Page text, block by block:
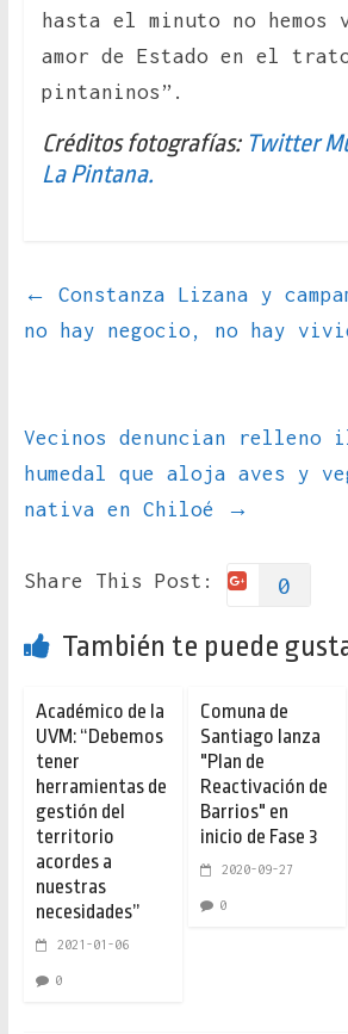
hasta el minuto no hemos
amor de Estado en el
pintaninos”.
Créditos fotografías: Twitter
La Pintana.
←
Constanza Lizana y
no hay negocio, no hay
Vecinos denuncian relleno
humedal que aloja aves y
nativa en Chiloé
→
Share This Post: 0
También te puede
Académico de la
UVM: “Debemos
tener
herramientas de
gestión del
territorio
acordes a
nuestras
necesidades”
2021-01-06
0
Comuna de
Santiago lanza
"Plan de
Reactivación de
Barrios" en
inicio de Fase 3
2020-09-27
0